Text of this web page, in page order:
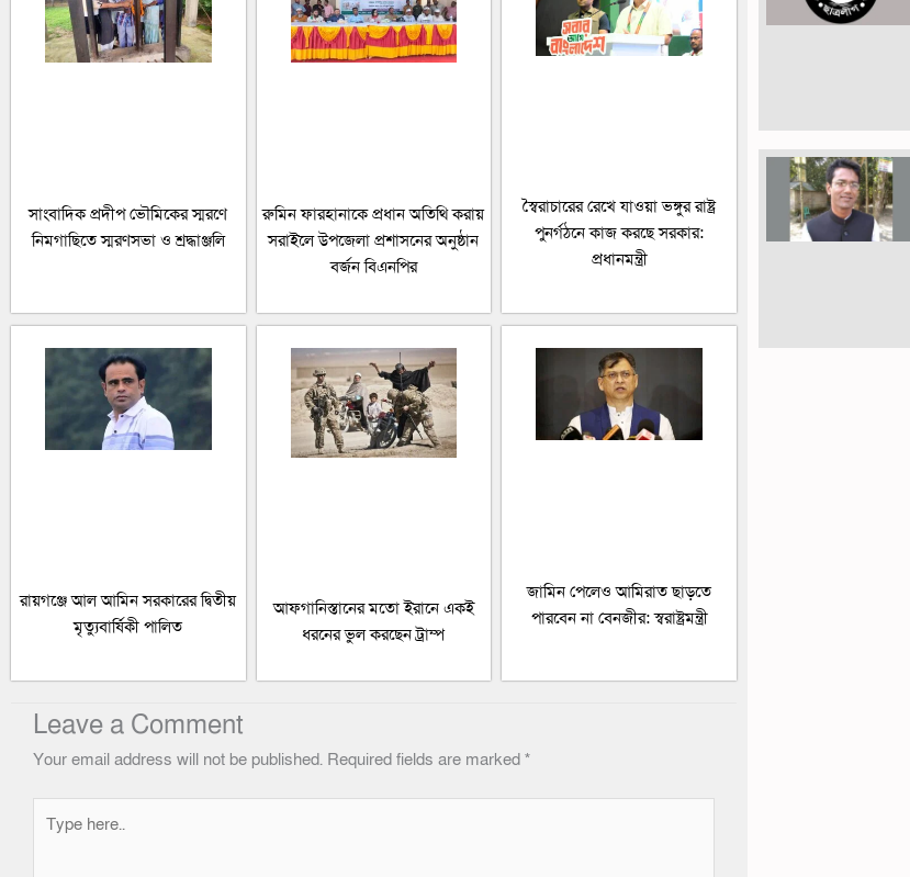
সাংবাদিক প্রদীপ ভৌমিকের স্মরণে
নিমগাছিতে স্মরণসভা ও শ্রদ্ধাঞ্জলি
রুমিন ফারহানাকে প্রধান অতিথি করায়
সরাইলে উপজেলা প্রশাসনের অনুষ্ঠান
বর্জন বিএনপির
স্বৈরাচারের রেখে যাওয়া ভঙ্গুর রাষ্ট্র
পুনর্গঠনে কাজ করছে সরকার:
প্রধানমন্ত্রী
রায়গঞ্জে আল আমিন সরকারের দ্বিতীয়
মৃত্যুবার্ষিকী পালিত
আফগানিস্তানের মতো ইরানে একই
ধরনের ভুল করছেন ট্রাম্প
জামিন পেলেও আমিরাত ছাড়তে
পারবেন না বেনজীর: স্বরাষ্ট্রমন্ত্রী
Leave a Comment
Your email address will not be published. Required fields are marked *
here..